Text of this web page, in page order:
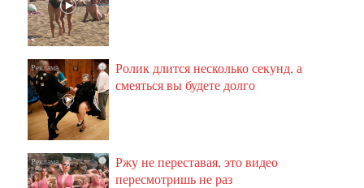
i
Ролик длится несколько секунд, а
смеяться вы будете долго
i
Ржу не переставая, это видео
пересмотришь не раз